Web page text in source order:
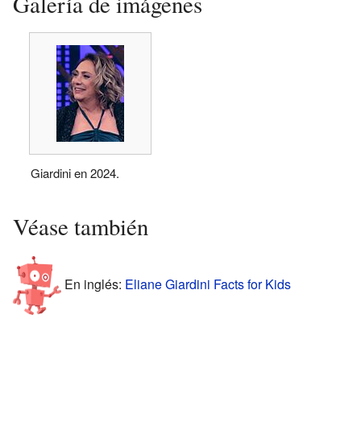
Giardini en 2024.
Véase también
En inglés: Eliane Giardini Facts for Kids